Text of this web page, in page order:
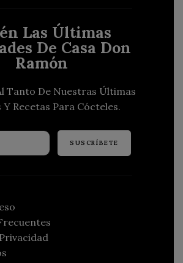
Las Últimas
De Casa Don
Ramón
Tanto De Nuestras Últimas
Recetas Para Cócteles.
SUSCRÍBETE